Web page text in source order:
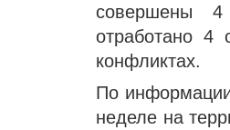
совершены
отработано 4
конфликтах.
По
неделе на